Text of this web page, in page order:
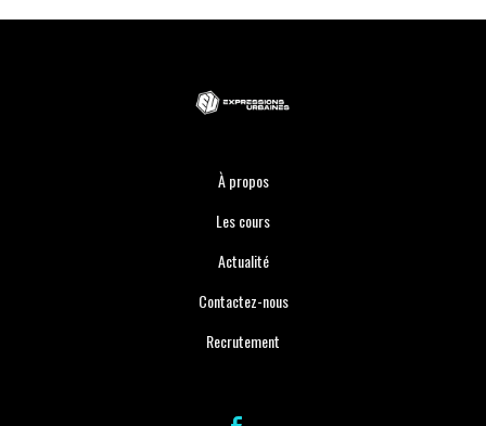
À propos
Les cours
Actualité
Contactez-nous
Recrutement